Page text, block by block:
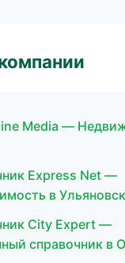
Media —
Express Net —
в Ульяновск
City Expert —
справочник в